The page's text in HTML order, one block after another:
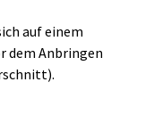
auf einem
dem Anbringen